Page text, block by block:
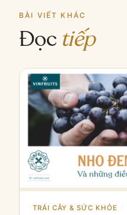
BÀI VIẾT KHÁC
Đọc tiếp
TRÁI CÂY & SỨC KHỎE